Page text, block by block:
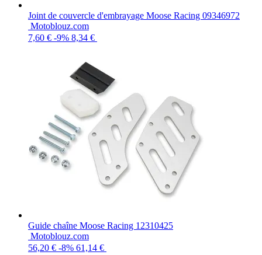
Joint de couvercle d'embrayage Moose Racing 09346972
Motoblouz.com
7,60 € -9% 8,34 €
Guide chaîne Moose Racing 12310425
Motoblouz.com
56,20 € -8% 61,14 €